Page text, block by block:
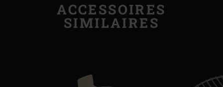
ACCESSOIRES
SIMILAIRES